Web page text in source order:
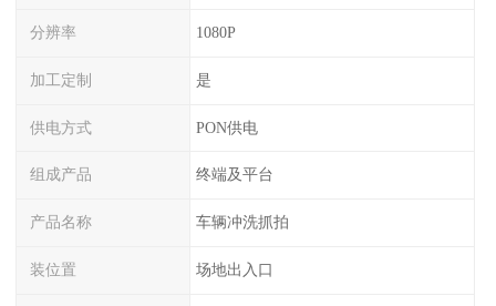
分辨率 1080P
加工定制 是
供电方式 PON供电
组成产品 终端及平台
产品名称 车辆冲洗抓拍
装位置 场地出入口